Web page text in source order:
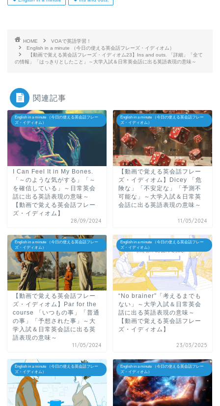
HOME
VOAで英語学習！
English in a minute （今日の使える英会話フレーズ・イディオム）
【動画で覚える英会話フレーズ・イディオム23】Ins and outs. 「詳細」「全て
の情報」「はっきりとしたこと」～大学入試＆日常英会話に出る英語表現の意味～
関連記事
English in a minute （今日の使える英会話フレー
ズ・イディオム）
I Can Feel It in My Bones.
「～のような気がする」「～
を確信している」～日常英会
話に出る英語表現の意味～
【動画で覚える英会話フレー
ズ・イディオム】
28/09/2024
English in a minute （今日の使える英会話フレー
ズ・イディオム）
【動画で覚える英会話フレー
ズ・イディオム】Dicey 「危
険な」「不安定な」「予測不
可能な」～大学入試＆日常英
会話に出る英語表現の意味～
11/05/2024
English in a minute （今日の使える英会話フレー
ズ・イディオム）
【動画で覚える英会話フレー
ズ・イディオム】Par for the
course 「いつもの事」「普通
の事」「予想された事」～大
学入試＆日常英会話に出る英
語表現の意味～
11/05/2024
English in a minute （今日の使える英会話フレー
ズ・イディオム）
“No brainer”「考えるまでも
ない」～大学入試＆日常英会
話に出る英語表現の意味～
【動画で覚える英会話フレー
ズ・イディオム】
23/03/2025
English in a minute （今日の使える英会話フレー
ズ・イディオム）
English in a minute （今日の使える英会話フレー
ズ・イディオム）